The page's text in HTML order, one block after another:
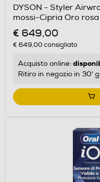
DYSON - Styler
mossi-Cipria Oro rosa
€ 649,00
€ 649,00consigliato
Acquisto online:
Ritiro in negozio in 30'